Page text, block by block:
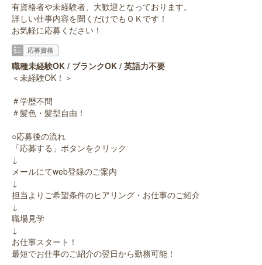
有資格者や未経験者、大歓迎となっております。
詳しい仕事内容を聞くだけでもＯＫです！
お気軽に応募ください！
応募資格
職種未経験OK / ブランクOK / 英語力不要
＜未経験OK！＞
＃学歴不問
＃髪色・髪型自由！
○応募後の流れ
「応募する」ボタンをクリック
↓
メールにてweb登録のご案内
↓
担当よりご希望条件のヒアリング・お仕事のご紹介
↓
職場見学
↓
お仕事スタート！
最短でお仕事のご紹介の翌日から勤務可能！